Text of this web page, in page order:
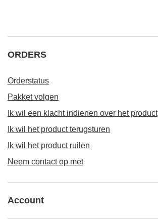
ORDERS
Orderstatus
Pakket volgen
Ik wil een klacht indienen over het product
Ik wil het product terugsturen
Ik wil het product ruilen
Neem contact op met
Account